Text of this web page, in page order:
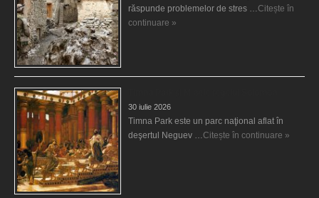
răspunde problemelor de stres …Citește în
continuare »
30 iulie 2026
Timna Park este un parc naţional aflat în
deşertul Neguev …Citește în continuare »